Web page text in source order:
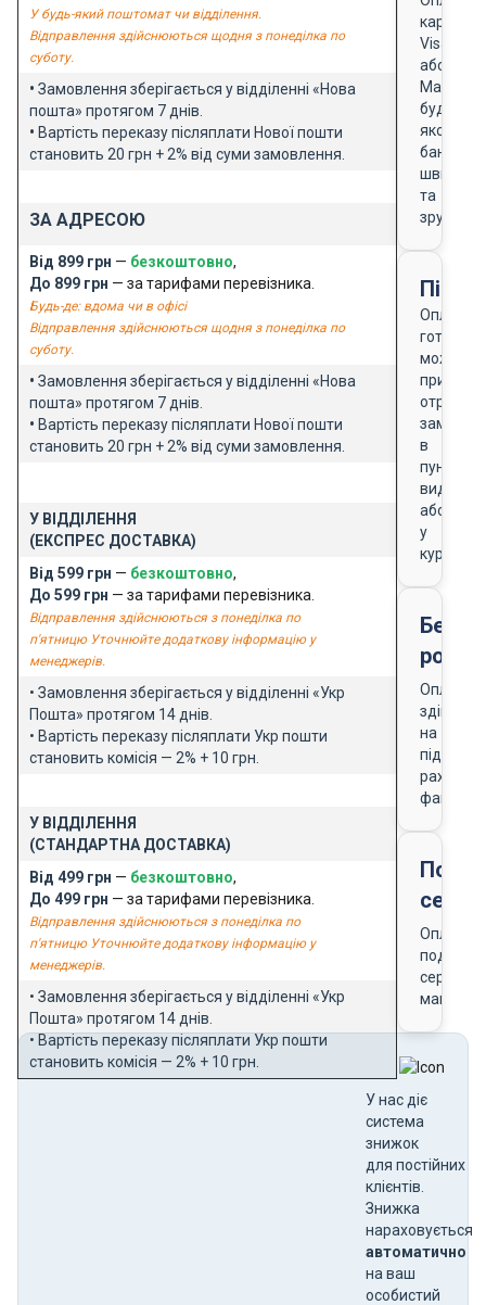
У будь-який поштомат чи відділення.
Відправлення здійснюються щодня з понеділка по
суботу.
• Замовлення зберігається у відділенні «Нова
пошта» протягом 7 днів.
• Вартість переказу післяплати Нової пошти
становить 20 грн + 2% від суми замовлення.
ЗА АДРЕСОЮ
Від 899 грн — безкоштовно,
До 899 грн — за тарифами перевізника.
Будь-де: вдома чи в офісі
Відправлення здійснюються щодня з понеділка по
суботу.
• Замовлення зберігається у відділенні «Нова
пошта» протягом 7 днів.
• Вартість переказу післяплати Нової пошти
становить 20 грн + 2% від суми замовлення.
У ВІДДІЛЕННЯ
(ЕКСПРЕС ДОСТАВКА)
Від 599 грн — безкоштовно,
До 599 грн — за тарифами перевізника.
Відправлення здійснюються з понеділка по
п'ятницю Уточнюйте додаткову інформацію у
менеджерів.
• Замовлення зберігається у відділенні «Укр
Пошта» протягом 14 днів.
• Вартість переказу післяплати Укр пошти
становить комісія — 2% + 10 грн.
У ВІДДІЛЕННЯ
(СТАНДАРТНА ДОСТАВКА)
Від 499 грн — безкоштовно,
До 499 грн — за тарифами перевізника.
Відправлення здійснюються з понеділка по
п'ятницю Уточнюйте додаткову інформацію у
менеджерів.
• Замовлення зберігається у відділенні «Укр
Пошта» протягом 14 днів.
• Вартість переказу післяплати Укр пошти
становить комісія — 2% + 10 грн.
карткою
Visa
або
будь-
якого
банку
швидко
та
зручно
Оплата
готівкою
можлива
при
в
пункті
видачі
або
у
кур'єра
Оплата
на
підставі
рахунку-
фактури
Оплата
магазину
У нас діє
система
знижок
для постійних
клієнтів.
Знижка
нараховується
автоматично
на ваш
особистий